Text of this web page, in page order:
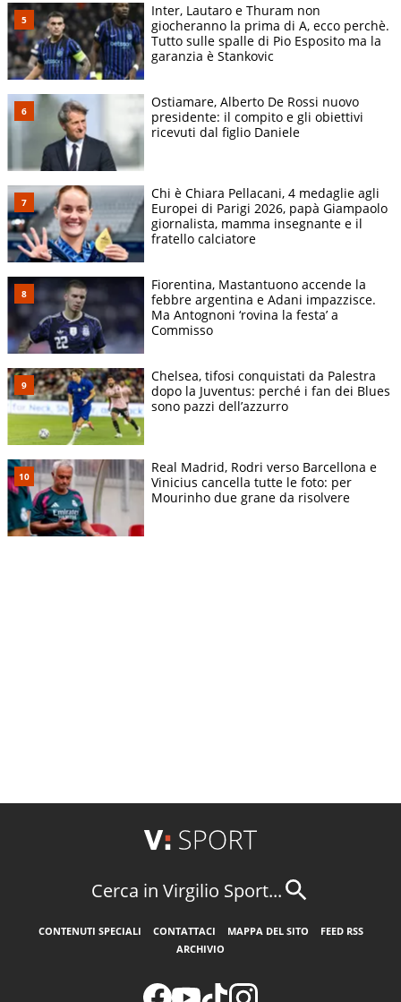
Inter, Lautaro e Thuram non
giocheranno la prima di A, ecco perchè.
Tutto sulle spalle di Pio Esposito ma la
garanzia è Stankovic
Ostiamare, Alberto De Rossi nuovo
presidente: il compito e gli obiettivi
ricevuti dal figlio Daniele
Chi è Chiara Pellacani, 4 medaglie agli
Europei di Parigi 2026, papà Giampaolo
giornalista, mamma insegnante e il
fratello calciatore
Fiorentina, Mastantuono accende la
febbre argentina e Adani impazzisce.
Ma Antognoni ‘rovina la festa’ a
Commisso
Chelsea, tifosi conquistati da Palestra
dopo la Juventus: perché i fan dei Blues
sono pazzi dell’azzurro
Real Madrid, Rodri verso Barcellona e
Vinicius cancella tutte le foto: per
Mourinho due grane da risolvere
Cerca in Virgilio Sport...
CONTENUTI SPECIALI CONTATTACI MAPPA DEL SITO
FEED RSS
ARCHIVIO